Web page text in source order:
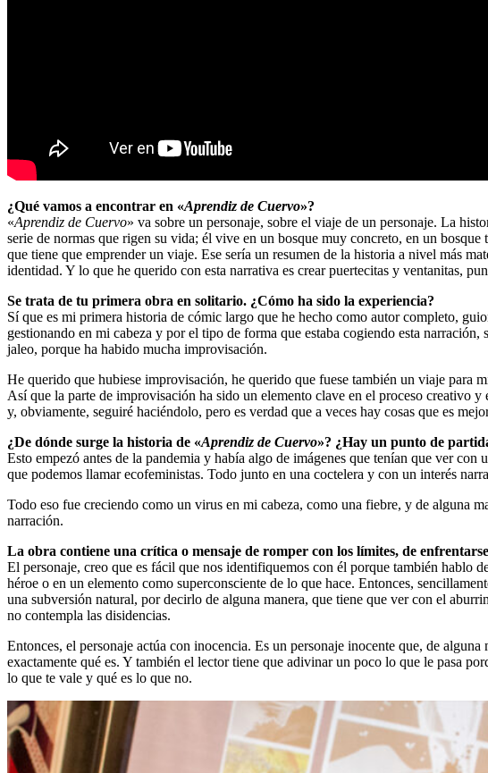
¿Qué vamos a encontrar en «Aprendiz de Cuervo»?
«Aprendiz de Cuervo» va sobre un personaje, sobre el viaje de un personaje. La
serie de normas que rigen su vida; él vive en un bosque muy concreto, en un
que tiene que emprender un viaje. Ese sería un resumen de la historia a nivel más
identidad. Y lo que he querido con esta narrativa es crear puertecitas y ventanitas,
Se trata de tu primera obra en solitario. ¿Cómo ha sido la experiencia?
Sí que es mi primera historia de cómic largo que he hecho como autor completo,
gestionando en mi cabeza y por el tipo de forma que estaba cogiendo esta
jaleo, porque ha habido mucha improvisación.
He querido que hubiese improvisación, he querido que fuese también un viaje para
Así que la parte de improvisación ha sido un elemento clave en el proceso creativo
y, obviamente, seguiré haciéndolo, pero es verdad que a veces hay cosas que es
¿De dónde surge la historia de «Aprendiz de Cuervo»? ¿Hay un punto de
Esto empezó antes de la pandemia y había algo de imágenes que tenían que ver
que podemos llamar ecofeministas. Todo junto en una coctelera y con un interés
Todo eso fue creciendo como un virus en mi cabeza, como una fiebre, y de alguna
narración.
La obra contiene una crítica o mensaje de romper con los límites, de
El personaje, creo que es fácil que nos identifiquemos con él porque también hablo
héroe o en un elemento como superconsciente de lo que hace. Entonces,
una subversión natural, por decirlo de alguna manera, que tiene que ver con el
no contempla las disidencias.
Entonces, el personaje actúa con inocencia. Es un personaje inocente que, de
exactamente qué es. Y también el lector tiene que adivinar un poco lo que le pasa
lo que te vale y qué es lo que no.